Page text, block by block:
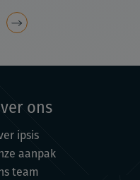
ons
ipsis
aanpak
team